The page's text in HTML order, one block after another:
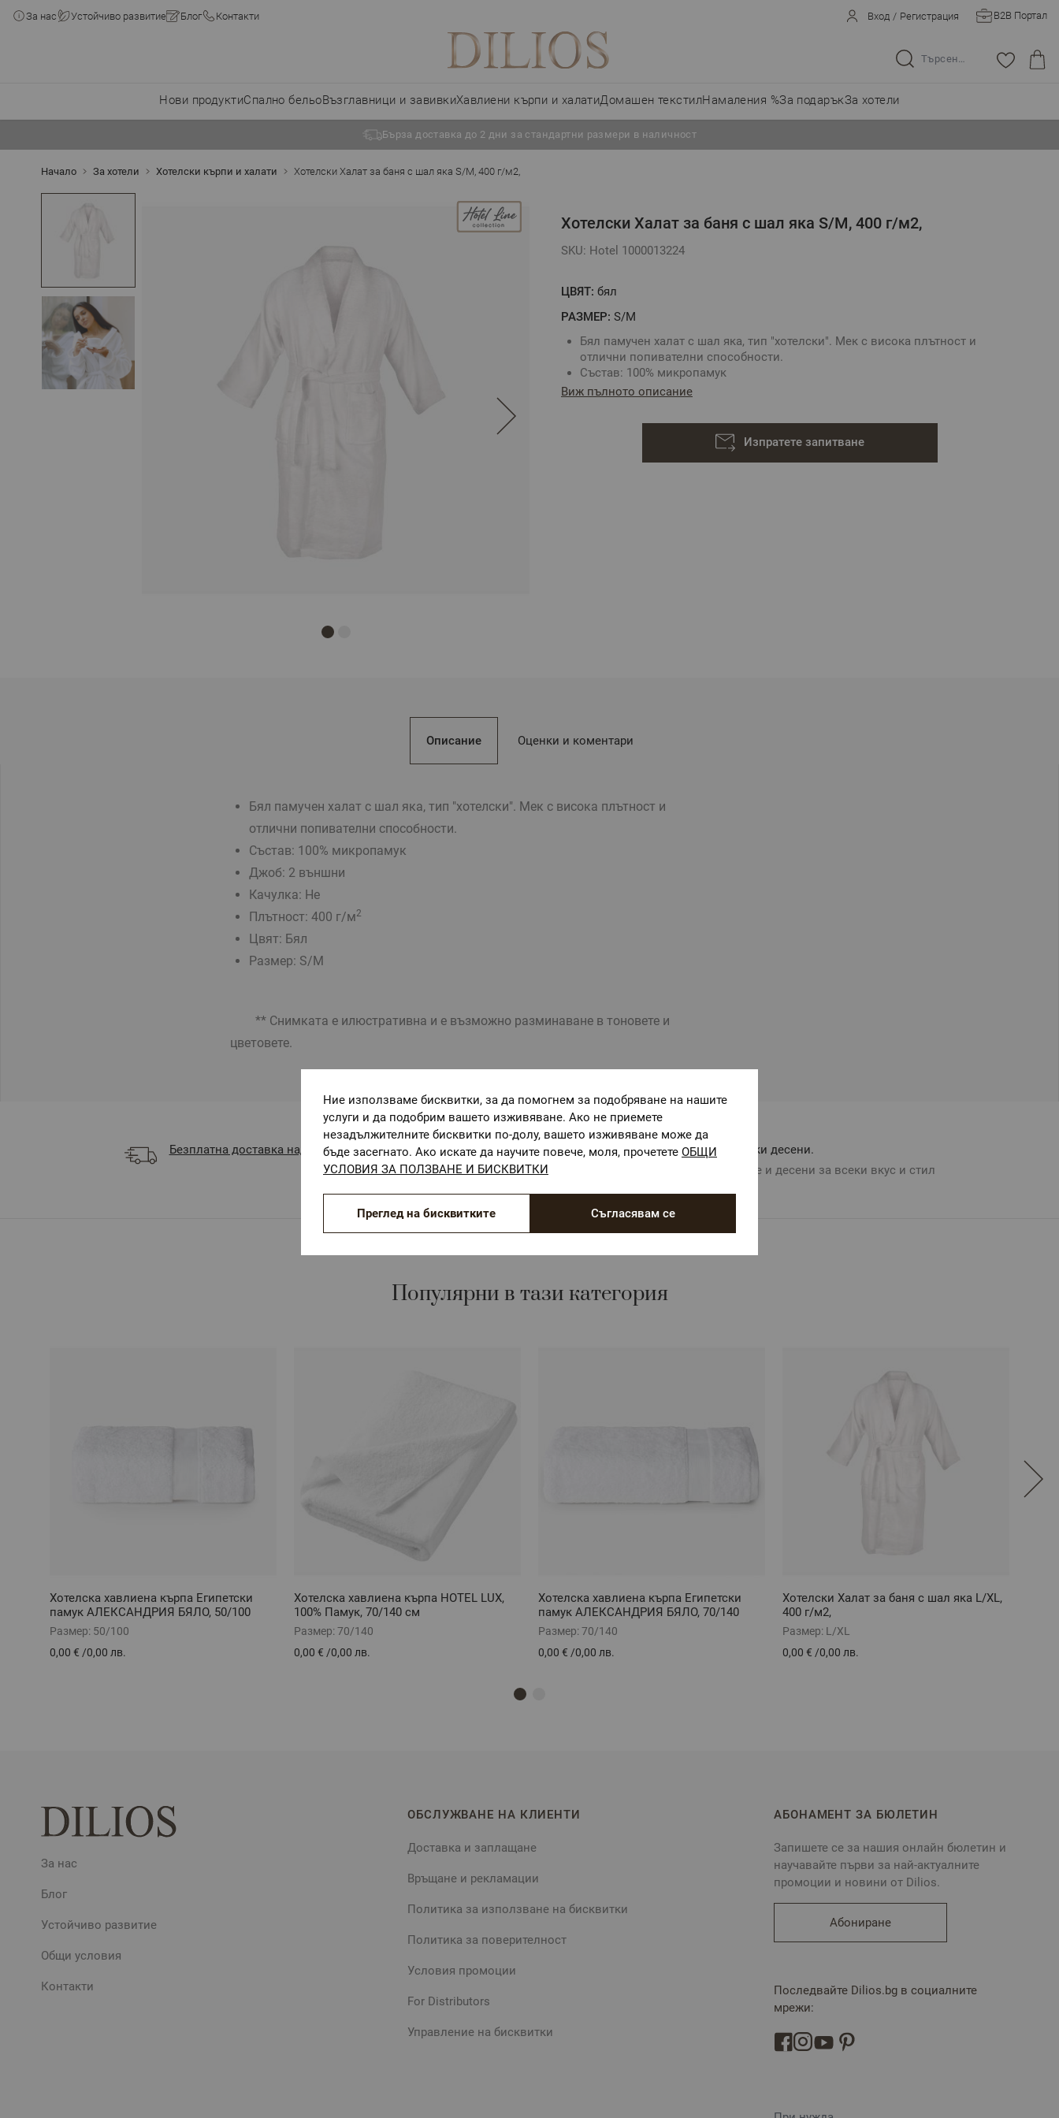
За нас Устойчиво развитие Блог Контакти Вход / Регистрация B2B Портал
Търсене в целия магазин...
Нови продуктиСпално бельоВъзглавници и завивкиХавлиени кърпи и халатиДомашен текстилНамаления %За подаръкЗа хотели
Бърза доставка до 2 дни за стандартни размери в наличност
Начало За хотели Хотелски кърпи и халати Хотелски Халат за баня с шал яка S/M, 400 г/м2,
Хотелски Халат за баня с шал яка S/M, 400 г/м2,
SKU: Hotel 1000013224
ЦВЯТ: бял
РАЗМЕР: S/M
Бял памучен халат с шал яка, тип "хотелски". Мек с висока плътност и
отлични попивателни способности.
Състав: 100% микропамук
Джоб: 2 външни
Плътност: 400 г/м
Виж пълното описание
Изпратете запитване
Описание
Бял памучен халат с шал яка, тип "хотелски". Мек с висока плътност и
отлични попивателни способности.
Състав: 100% микропамук
Джоб: 2 външни
Качулка: Не
Плътност: 400 г/м2
Цвят: Бял
Размер: S/M
** Снимката е илюстративна и е възможно разминаване в тоновете и
цветовете.
Оценки и коментари
Безплатна доставка над 68 €
ОЕКО-ТЕКС СТАНДАРТ 100
Текстилни материали, безопасни за Вашето здраве
Авторски десени.
Цветове и десени за всеки вкус и стил
Популярни в тази категория
Хотелска хавлиена кърпа Египетски
памук АЛЕКСАНДРИЯ БЯЛО, 50/100
Размер: 50/100
0,00 € /0,00 лв.
Хотелска хавлиена кърпа HOTEL LUX,
100% Памук, 70/140 см
Размер:70/140
0,00 € /0,00 лв.
Хотелска хавлиена кърпа Египетски
памук АЛЕКСАНДРИЯ БЯЛО, 70/140
Размер:70/140
0,00 € /0,00 лв.
Хотелски Халат за баня с шал яка L/XL,
400 г/м2,
Размер: L/XL
0,00 € /0,00 лв.
За нас
Блог
Устойчиво развитие
Общи условия
Контакти
ОБСЛУЖВАНЕ НА КЛИЕНТИ
Доставка и заплащане
Връщане и рекламации
Политика за използване на бисквитки
Политика за поверителност
Условия промоции
For Distributors
Управление на бисквитки
АБОНАМЕНТ ЗА БЮЛЕТИН
Запишете се за нашия онлайн бюлетин и
научавайте първи за най-актуалните
промоции и новини от Dilios.
Абониране
Последвайте Dilios.bg в социалните
мрежи:
Ние използваме бисквитки, за да помогнем за подобряване на нашите
услуги и да подобрим вашето изживяване. Ако не приемете
незадължителните бисквитки по-долу, вашето изживяване може да
бъде засегнато. Ако искате да научите повече, моля, прочетете ОБЩИ
УСЛОВИЯ ЗА ПОЛЗВАНЕ И БИСКВИТКИ
Съгласявам се
Преглед на бисквитките